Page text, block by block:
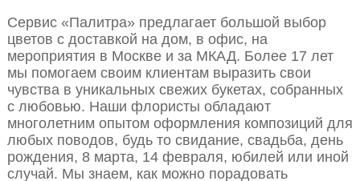
Сервис «Палитра» предлагает большой выбор
цветов с доставкой на дом, в офис, на
мероприятия в Москве и за МКАД. Более 17 лет
мы помогаем своим клиентам выразить свои
чувства в уникальных свежих букетах, собранных
с любовью. Наши флористы обладают
многолетним опытом оформления композиций для
любых поводов, будь то свидание, свадьба, день
рождения, 8 марта, 14 февраля, юбилей или иной
случай. Мы знаем, как можно порадовать